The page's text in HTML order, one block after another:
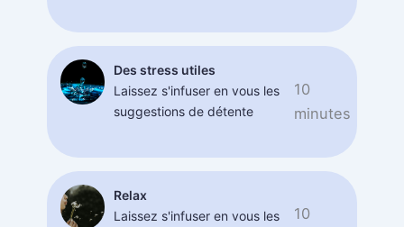
Des stress utiles
Laissez s'infuser en vous les
suggestions de détente
10
minutes
Relax
Laissez s'infuser en vous les
10